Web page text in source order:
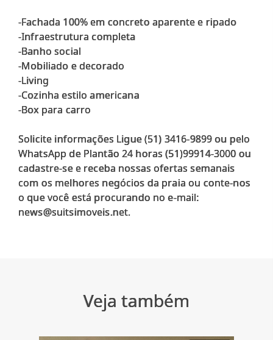
-Fachada 100% em concreto aparente e ripado
-Infraestrutura completa
-Banho social
-Mobiliado e decorado
-Living
-Cozinha estilo americana
-Box para carro
Solicite informações Ligue (51) 3416-9899 ou pelo
WhatsApp de Plantão 24 horas (51)99914-3000 ou
cadastre-se e receba nossas ofertas semanais
com os melhores negócios da praia ou conte-nos
o que você está procurando no e-mail:
news@suitsimoveis.net.
Veja também